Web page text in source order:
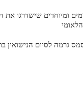
ומיוחדים שישדרגו